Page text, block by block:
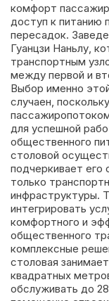
комфорт
доступ к питанию
пересадок.
Гуанцзи Наньлу,
транспортным
между первой и
Выбор именно
случаен,
для успешной
общественного
столовой
подчеркивает его
только
инфраструктуры.
интегрировать
комфортного и
общественного
комплексные
столовая
квадратных
обслуживать до